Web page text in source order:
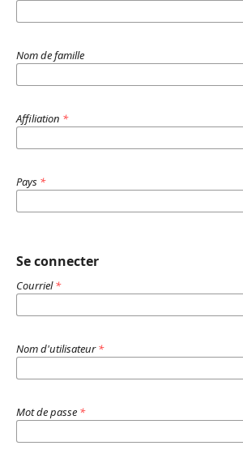
Nom de famille
Affiliation *
Pays *
Se connecter
Courriel*
Nom d'utilisateur*
Mot de passe *